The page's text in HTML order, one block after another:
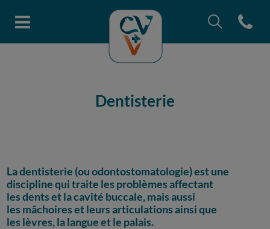
Page d'accueil de Clinique
Open
Recherche
Dentisterie
La dentisterie (ou odontostomatologie) est une
discipline qui traite les problèmes affectant
les dents et la cavité buccale, mais aussi
les mâchoires et leurs articulations ainsi que
les lèvres, la langue et le palais.